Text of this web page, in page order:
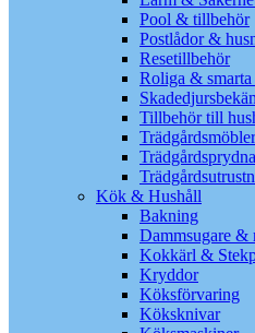
Pool & tillbehör
Postlådor &
Resetillbehör
Roliga & smarta
Tillbehör till
Trädgårdsmöbler
Kök & Hushåll
Bakning
Dammsugare &
Kokkärl &
Kryddor
Köksförvaring
Köksknivar